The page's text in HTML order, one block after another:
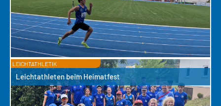
LEICHTATHLETIK
Leichtathleten beim Heimatfest